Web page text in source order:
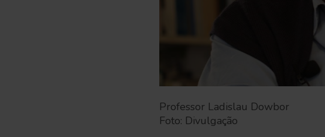
Professor Ladislau Dowbor
Foto: Divulgação